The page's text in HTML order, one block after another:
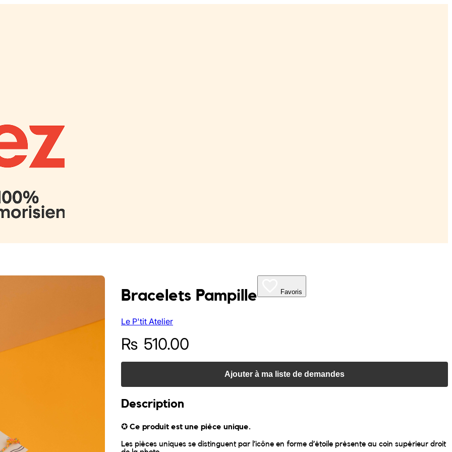
Bracelets Pampille
Le P'tit Atelier
Favoris
₨ 510.00
Ajouter à ma liste de demandes
Description
✪ Ce produit est une pièce unique.
Les pièces uniques se distinguent par l’icône en forme d’étoile présente au coin supérieur droit